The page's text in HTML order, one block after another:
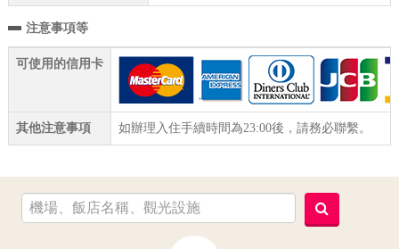
注意事項等
可使用的信用卡
其他注意事項 如辦理入住手續時間為23:00後，請務必聯繫。